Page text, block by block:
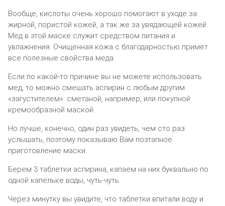
Вообще, кислоты очень хорошо помогают в уходе за
жирной, пористой кожей, а так же за увядающей кожей.
Мед в этой маске служит средством питания и
увлажнения. Очищенная кожа с благодарностью примет
все полезные свойства меда.
Если по какой-то причине вы не можете использовать
мед, то можно смешать аспирин с любым другим
«загустителем»: сметаной, например, или покупной
кремообразной маской.
Но лучше, конечно, один раз увидеть, чем сто раз
услышать, поэтому показываю Вам поэтапное
приготовление маски.
Берем 3 таблетки аспирина, капаем на них буквально по
одной капельке воды, чуть-чуть.
Через минутку вы увидите, что таблетки впитали воду и